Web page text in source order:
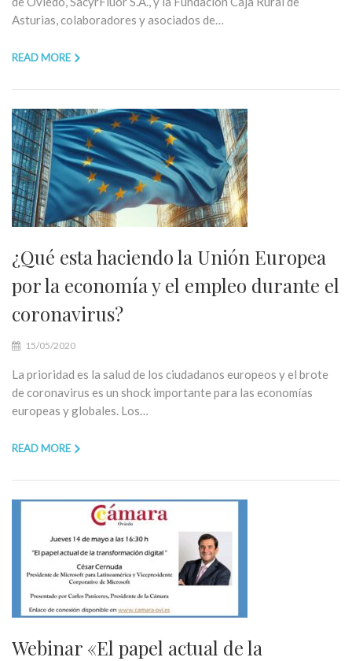
Asturias, colaboradores y asociados de…
READ MORE
¿Qué esta haciendo la Unión Europea
por la economía y el empleo durante el
coronavirus?
15/05/2020
La prioridad es la salud de los ciudadanos europeos y el brote
de coronavirus es un shock importante para las economías
europeas y globales. Los…
READ MORE
Webinar «El papel actual de la